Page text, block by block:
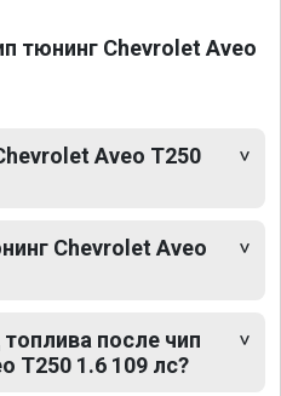
тюнинг Chevrolet Aveo
Aveo T250
Chevrolet Aveo
после чип
T250 1.6 109 лс?